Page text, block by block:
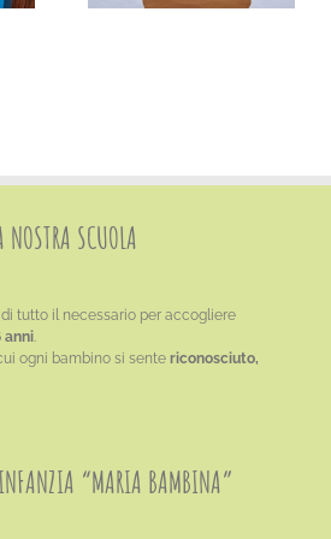
NOSTRA SCUOLA
tutto il necessario per accogliere
anni.
ogni bambino si sente riconosciuto,
“MARIA BAMBINA”